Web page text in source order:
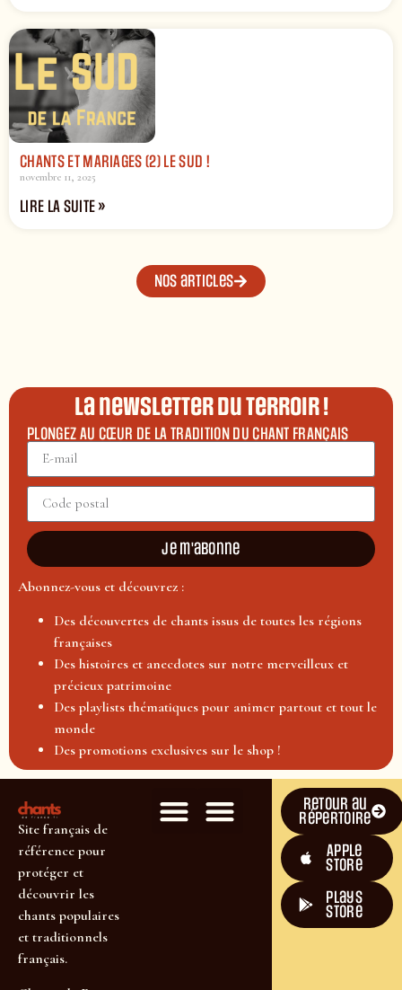
CHANTS ET MARIAGES (2) LE SUD !
novembre 11, 2025
LIRE LA SUITE »
Nos articles
La newsletter du terroir !
PLONGEZ AU CŒUR DE LA TRADITION DU CHANT FRANÇAIS
Je m'abonne
Abonnez-vous et découvrez :
Des découvertes de chants issus de toutes les régions
françaises
Des histoires et anecdotes sur notre merveilleux et
précieux patrimoine
Des playlists thématiques pour animer partout et tout le
monde
Des promotions exclusives sur le shop !
Site français de
référence pour
protéger et
découvrir les
chants populaires
et traditionnels
français.
Retour au
répertoire
Apple
Store
plays
store